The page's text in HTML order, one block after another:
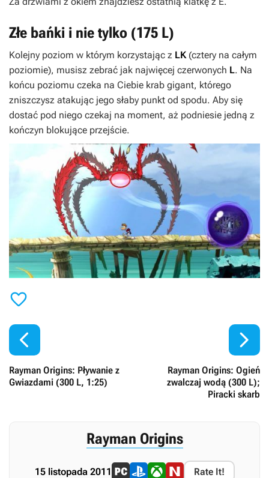
Złe bańki i nie tylko (175 L)
Kolejny poziom w którym korzystając z LK (cztery na całym
poziomie), musisz zebrać jak najwięcej czerwonych L. Na
końcu poziomu czeka na Ciebie krab gigant, którego
zniszczysz atakując jego słaby punkt od spodu. Aby się
dostać pod niego czekaj na moment, aż podniesie jedną z
kończyn blokujące przejście.


Rayman Origins: Pływanie z
Gwiazdami (300 L, 1:25)
Rayman Origins: Ogień
zwalczaj wodą (300 L);
Piracki skarb

Rayman Origins
15 listopada 2011 Rate It!